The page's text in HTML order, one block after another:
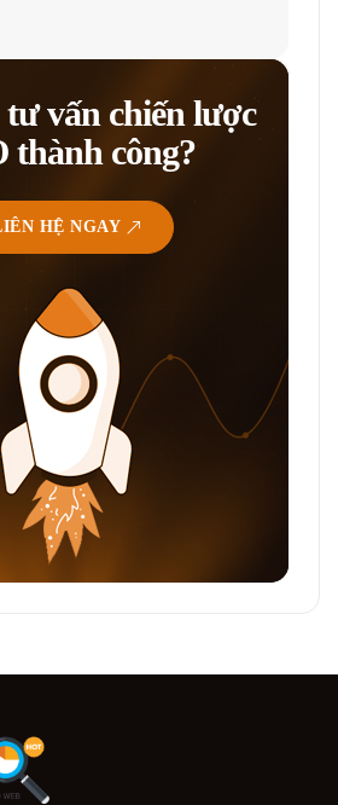
vấn chiến lược
thành công?
HỆ NGAY